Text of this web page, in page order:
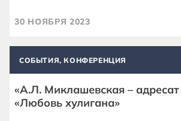
30 НОЯБРЯ 2023
СОБЫТИЯ, КОНФЕРЕНЦИЯ
«А.Л. Миклашевская –
«Любовь хулигана»